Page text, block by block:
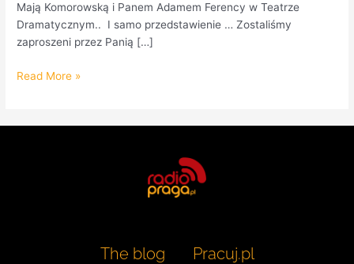
Mają Komorowską i Panem Adamem Ferency w Teatrze
Dramatycznym.. I samo przedstawienie … Zostaliśmy
zaproszeni przez Panią […]
Read More »
The blog
Pracuj.pl